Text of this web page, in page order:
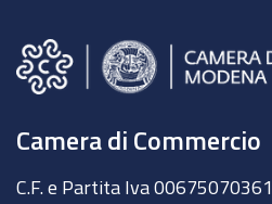
Camera di Commercio
C.F. e Partita Iva 00675070361